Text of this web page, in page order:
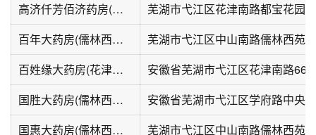
高济仟芳佰济药房(花津南路店)
芜湖市弋江区花津南路都宝花园
百年大药房(儒林西苑店)
芜湖市弋江区中山南路儒林西苑
百姓缘大药房(花津大润发店)
安徽省芜湖市弋江区花津南路66
国胜大药房(儒林西苑店)
安徽省芜湖市弋江区学府路中央
国惠大药房(儒林西苑店)
芜湖市弋江区中山南路儒林西苑